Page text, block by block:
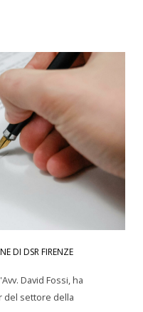
DI DSR FIRENZE
David Fossi, ha
del settore della